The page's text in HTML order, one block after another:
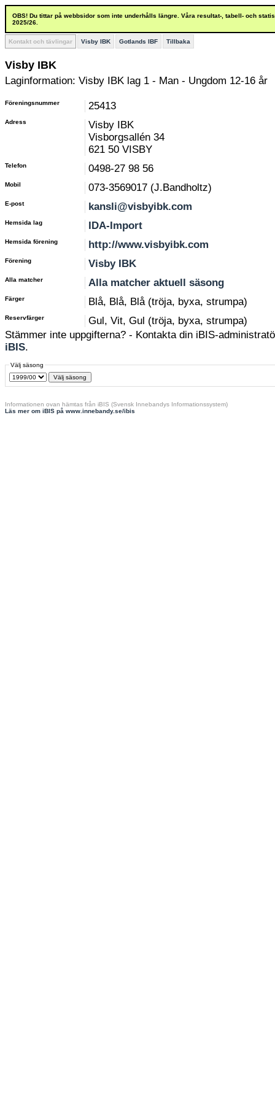
OBS! Du tittar på webbsidor som inte underhålls längre. Våra resultat-, tabell- och
2025/26.
Kontakt och tävlingar Visby IBK Gotlands IBF Tillbaka
Visby IBK
Laginformation: Visby IBK lag 1 - Man - Ungdom 12-16 år
Föreningsnummer 25413
Adress
Visby IBK
Visborgsallén 34
621 50 VISBY
Telefon 0498-27 98 56
Mobil 073-3569017 (J.Bandholtz)
E-post kansli@visbyibk.com
Hemsida lag IDA-Import
Hemsida förening http://www.visbyibk.com
Förening Visby IBK
Alla matcher Alla matcher aktuell säsong
Färger Blå, Blå, Blå (tröja, byxa, strumpa)
Reservfärger
Gul, Vit, Gul (tröja, byxa, strumpa)
Stämmer inte uppgifterna? - Kontakta din iBIS-
iBIS.
Välj säsong
Informationen ovan hämtas från iBIS (Svensk Innebandys Informationssystem)
Läs mer om iBIS på www.innebandy.se/ibis